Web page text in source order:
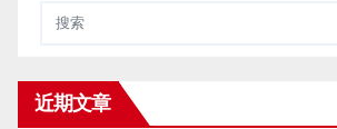
近期文章